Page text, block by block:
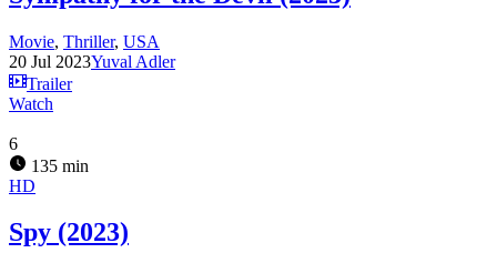
Movie, Thriller, USA
20 Jul 2023Yuval Adler
Trailer
Watch
6
135 min
HD
Spy (2023)